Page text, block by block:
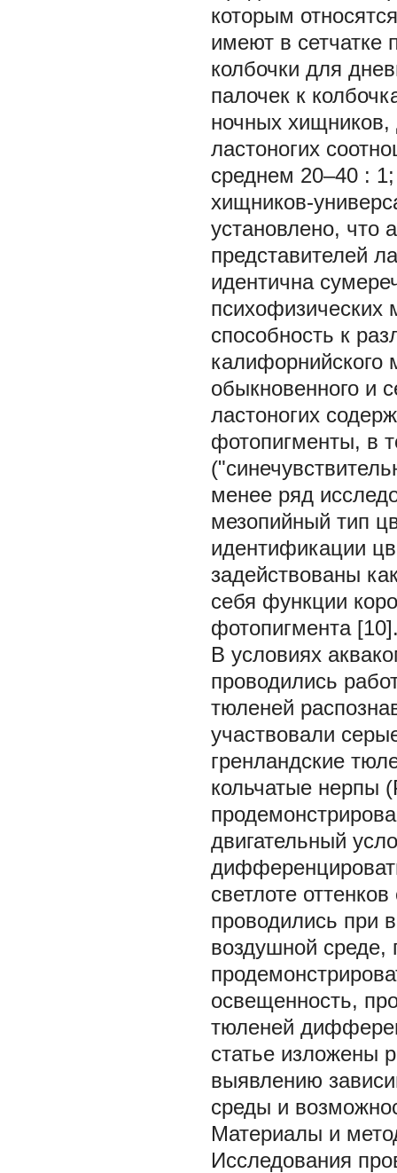
которым
имеют в сетчатке
колбочки для
палочек к
ночных
ластоногих
среднем 20–40 :
хищников-
установлено, что
представителей
идентична
психофизических
способность к
калифорнийского
обыкновенного и
ластоногих
фотопигменты, в
менее ряд
мезопийный тип
идентификации
задействованы
себя функции
фотопигмента
В условиях
проводились
тюленей
участвовали
гренландские
кольчатые нерпы
двигательный
светлоте
проводились при
воздушной среде,
освещенность,
тюленей
статье изложены
выявлению
среды и
Материалы и
Исследования